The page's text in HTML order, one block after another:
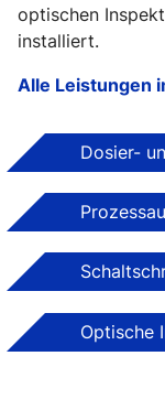
optischen
installiert.
Alle Leistungen
Dosier-
Optische